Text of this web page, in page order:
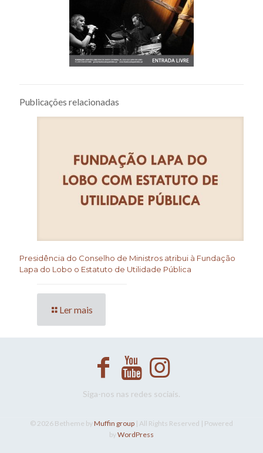
Publicações relacionadas
Presidência do Conselho de Ministros atribui à Fundação
Lapa do Lobo o Estatuto de Utilidade Pública
Ler mais
Siga-nos nas redes sociais.
© 2026 Betheme byMuffin group | All Rights Reserved | Powered
byWordPress